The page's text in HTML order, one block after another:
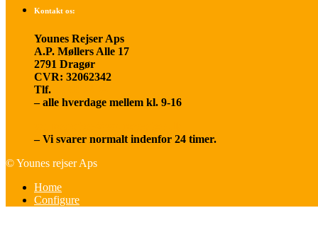
Kontakt os:
Younes Rejser Aps
A.P. Møllers Alle 17
2791 Dragør
CVR: 32062342
Tlf.
– alle hverdage mellem kl. 9-16
– Vi svarer normalt indenfor 24 timer.
© Younes rejser Aps
Home
Configure